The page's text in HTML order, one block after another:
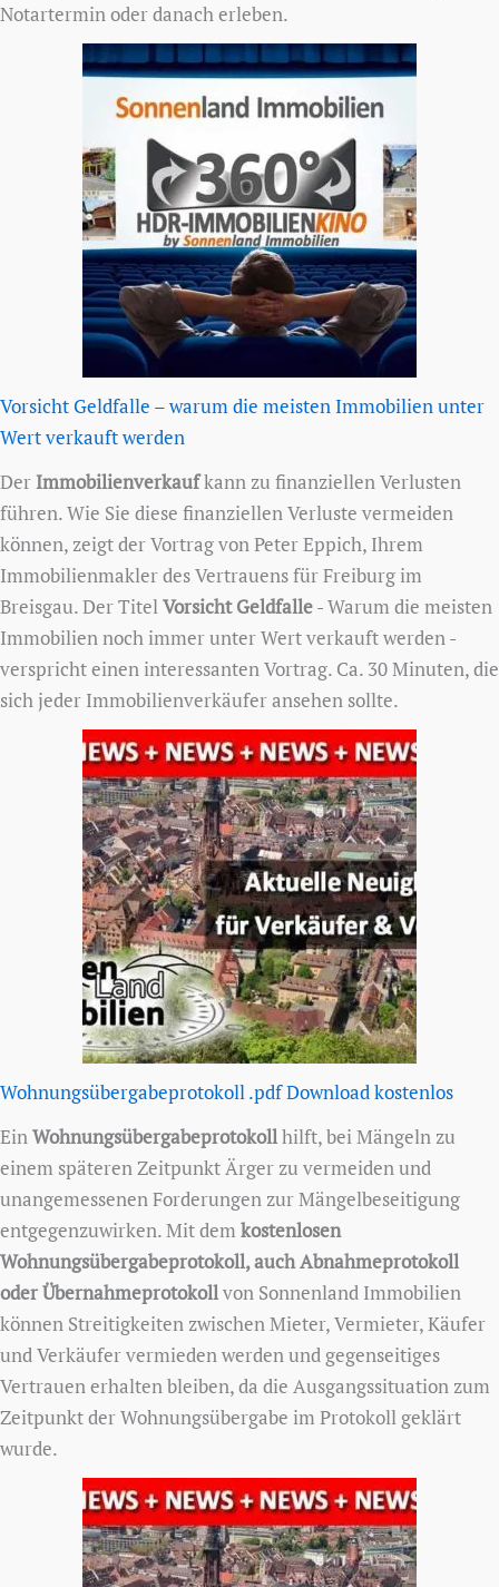
Notartermin oder danach erleben.
Vorsicht Geldfalle – warum die meisten Immobilien unter
Wert verkauft werden
Der Immobilienverkaufkann zu finanziellen Verlusten
führen. Wie Sie diese finanziellen Verluste vermeiden
können, zeigt der Vortrag von Peter Eppich, Ihrem
Immobilienmakler des Vertrauens für Freiburg im
Breisgau. Der TitelVorsicht Geldfalle- Warum die meisten
Immobilien noch immer unter Wert verkauft werden -
verspricht einen interessanten Vortrag. Ca. 30 Minuten, die
sich jeder Immobilienverkäufer ansehen sollte.
Wohnungsübergabeprotokoll .pdf Download kostenlos
EinWohnungsübergabeprotokollhilft, bei Mängeln zu
einem späteren Zeitpunkt Ärger zu vermeiden und
unangemessenen Forderungen zur Mängelbeseitigung
entgegenzuwirken. Mit dem kostenlosen
Wohnungsübergabeprotokoll, auch Abnahmeprotokoll
oder Übernahmeprotokollvon Sonnenland Immobilien
können Streitigkeiten zwischen Mieter, Vermieter, Käufer
und Verkäufer vermieden werden und gegenseitiges
Vertrauen erhalten bleiben, da die Ausgangssituation zum
Zeitpunkt der Wohnungsübergabe im Protokoll geklärt
wurde.